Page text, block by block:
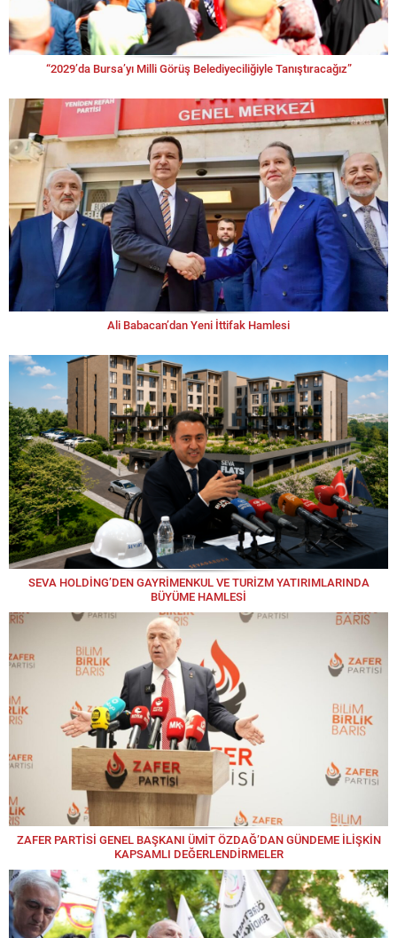
“2029’da Bursa’yı Milli Görüş Belediyeciliğiyle Tanıştıracağız”
Ali Babacan’dan Yeni İttifak Hamlesi
SEVA HOLDİNG’DEN GAYRİMENKUL VE TURİZM YATIRIMLARINDA
BÜYÜME HAMLESİ
ZAFER PARTİSİ GENEL BAŞKANI ÜMİT ÖZDAĞ’DAN GÜNDEME İLİŞKİN
KAPSAMLI DEĞERLENDİRMELER